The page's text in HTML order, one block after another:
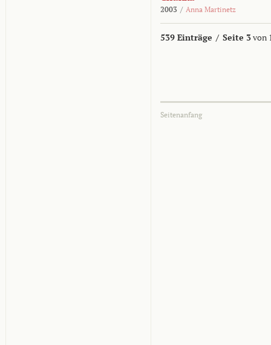
2003 / Anna Martinetz
539 Einträge / Seite 3von
Seitenanfang